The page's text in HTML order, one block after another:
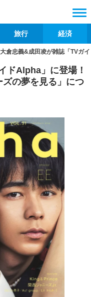
旅行 経済
大倉忠義&成田凌が雑誌「TVガ
ドAlpha」に登場！
の夢を見る」につ